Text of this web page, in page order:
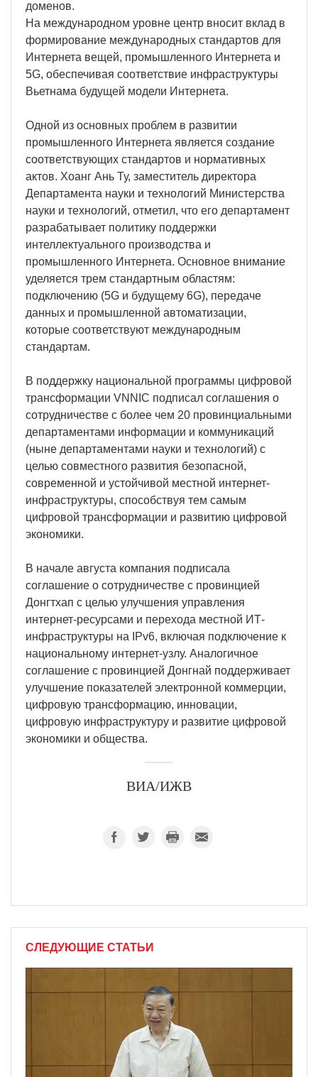
доменов.
На международном уровне центр вносит вклад в
формирование международных стандартов для
Интернета вещей, промышленного Интернета и
5G, обеспечивая соответствие инфраструктуры
Вьетнама будущей модели Интернета.
Одной из основных проблем в развитии
промышленного Интернета является создание
соответствующих стандартов и нормативных
актов. Хоанг Ань Ту, заместитель директора
Департамента науки и технологий Министерства
науки и технологий, отметил, что его департамент
разрабатывает политику поддержки
интеллектуального производства и
промышленного Интернета. Основное внимание
уделяется трем стандартным областям:
подключению (5G и будущему 6G), передаче
данных и промышленной автоматизации,
которые соответствуют международным
стандартам.
В поддержку национальной программы цифровой
трансформации VNNIC подписал соглашения о
сотрудничестве с более чем 20 провинциальными
департаментами информации и коммуникаций
(ныне департаментами науки и технологий) с
целью совместного развития безопасной,
современной и устойчивой местной интернет-
инфраструктуры, способствуя тем самым
цифровой трансформации и развитию цифровой
экономики.
В начале августа компания подписала
соглашение о сотрудничестве с провинцией
Донгтхап с целью улучшения управления
интернет-ресурсами и перехода местной ИТ-
инфраструктуры на IPv6, включая подключение к
национальному интернет-узлу. Аналогичное
соглашение с провинцией Донгнай поддерживает
улучшение показателей электронной коммерции,
цифровую трансформацию, инновации,
цифровую инфраструктуру и развитие цифровой
экономики и общества.
ВИА/ИЖВ
СЛЕДУЮЩИЕ СТАТЬИ